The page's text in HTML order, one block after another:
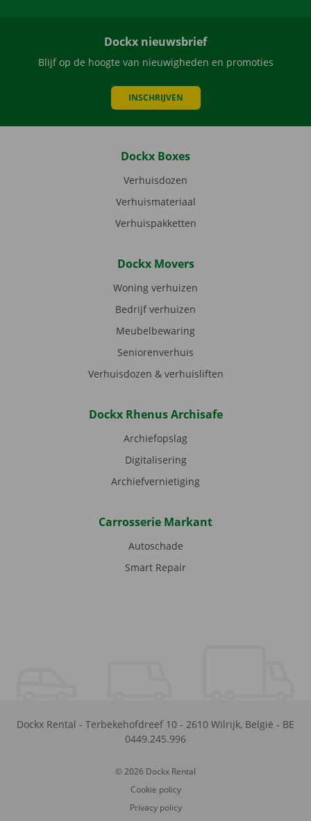
Dockx nieuwsbrief
Blijf op de hoogte van nieuwigheden en promoties
INSCHRIJVEN
Dockx Boxes
Verhuisdozen
Verhuismateriaal
Verhuispakketten
Dockx Movers
Woning verhuizen
Bedrijf verhuizen
Meubelbewaring
Seniorenverhuis
Verhuisdozen & verhuisliften
Dockx Rhenus Archisafe
Archiefopslag
Digitalisering
Archiefvernietiging
Carrosserie Markant
Autoschade
Smart Repair
Dockx Rental - Terbekehofdreef 10 - 2610 Wilrijk, België - BE
0449.245.996
© 2026 Dockx Rental
Cookie policy
Privacy policy